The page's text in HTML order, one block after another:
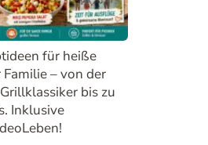
für heiße
– von der
bis zu
Inklusive